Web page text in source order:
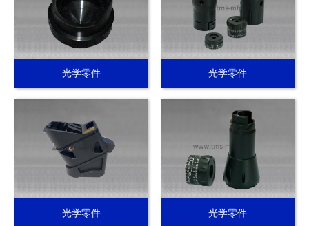
光学零件 光学零件
光学零件 光学零件